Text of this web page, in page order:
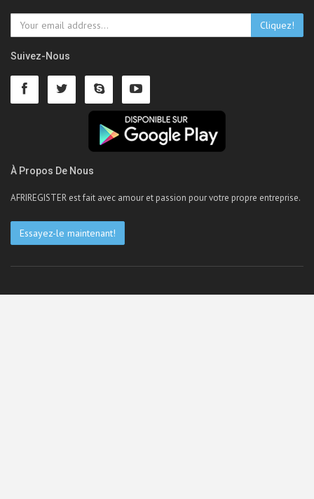
Cliquez!
Suivez-Nous
À Propos De Nous
AFRIREGISTER est fait avec amour et passion pour votre propre entreprise.
Essayez-le maintenant!